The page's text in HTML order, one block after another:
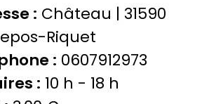
: Château | 31590
Riquet
: 0607912973
: 10 h - 18 h